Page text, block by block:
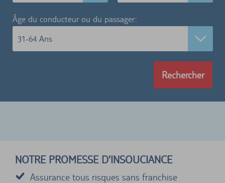
Âge du conducteur ou du passager:
31-64 Ans
Rechercher
NOTRE PROMESSE D'INSOUCIANCE
Assurance tous risques sans franchise